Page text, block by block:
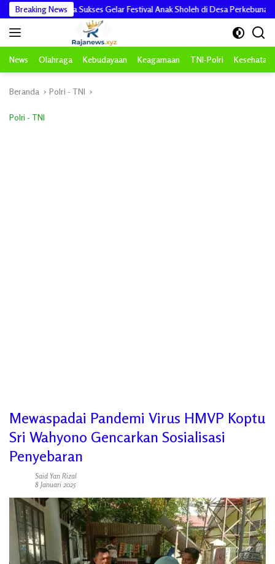
Langsung
ke
konten
Breaking News
IAIN Langsa Sukses Gelar Festival Anak Sholeh di Desa Perkebunan Upah
News Olahraga Kebudayaan Keagamaan TNI-Polri Kesehatan
Beranda Polri - TNI
Polri - TNI
Mewaspadai Pandemi Virus HMVP Koptu
Sri Wahyono Gencarkan Sosialisasi
Penyebaran
Said Yan Rizal
8 Januari 2025